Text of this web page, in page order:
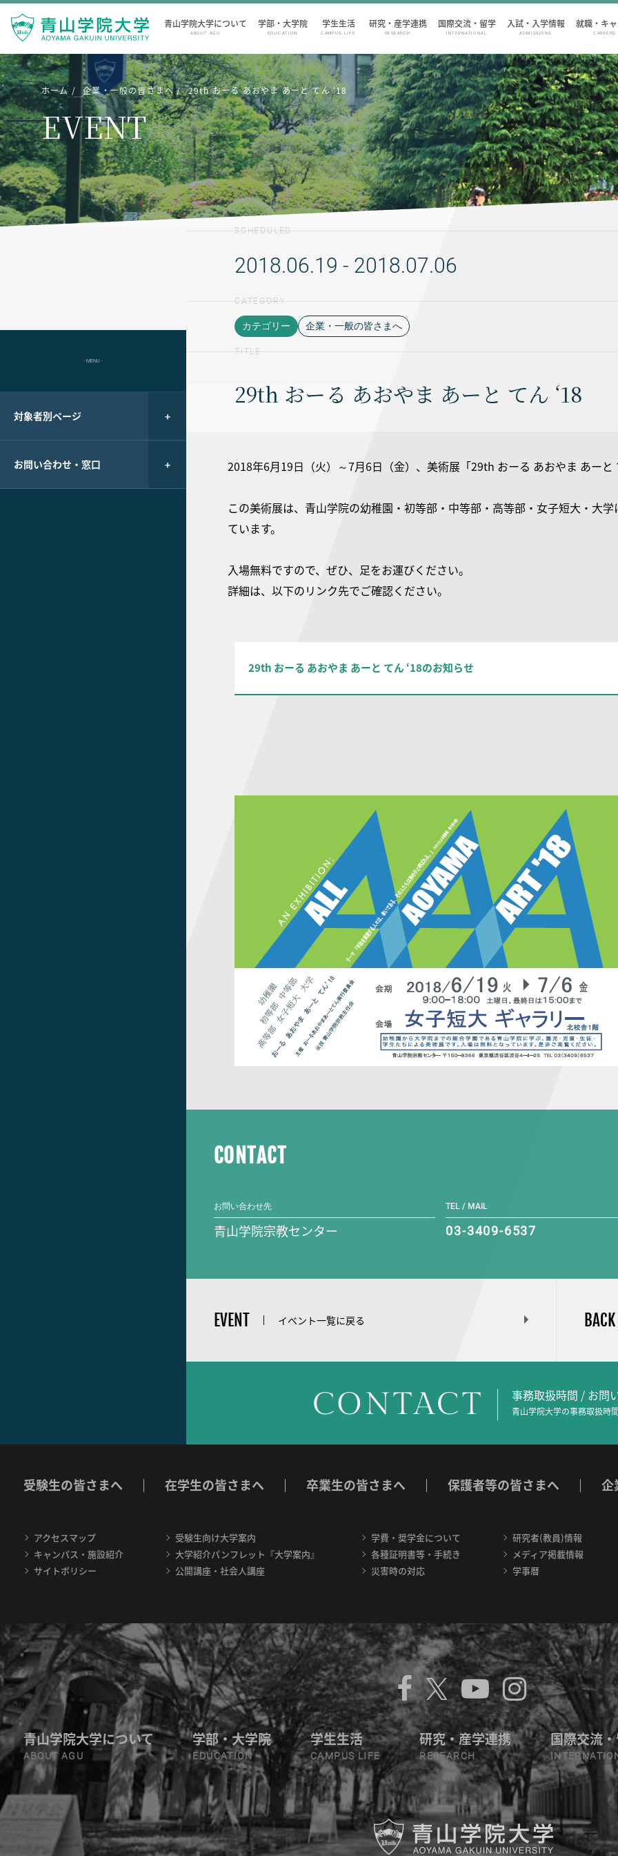
青山学院大学について
ABOUT AGU
学部・大学院
EDUCATION
学生生活
CAMPUS LIFE
研究・産学連携
RESEARCH
国際交流・留学
INTERNATIONAL
入試・入学情報
ADMISSIONS
就職・キ
CAREERS
ホーム 企業・一般の皆さまへ 29th おーる あおやま あーと てん ‘18
EVENT
- MENU -
対象者別ページ
お問い合わせ・窓口
SCHEDULED
2018.06.19 - 2018.07.06
CATEGORY
カテゴリー 企業・一般の皆さまへ
TITLE
29th おーる あおやま あーと てん ‘18
2018年6月19日（火）～7月6日（金）、美術展「29th おーる あおやま あーと
この美術展は、青山学院の幼稚園・初等部・中等部・高等部・女子短大・大
ています。
入場無料ですので、ぜひ、足をお運びください。
詳細は、以下のリンク先でご確認ください。
29th おーる あおやま あーと てん ‘18のお知らせ
CONTACT
お問い合わせ先
青山学院宗教センター
TEL / MAIL
03-3409-6537
EVENT イベント一覧に戻る BACK
CONTACT 事務取扱時間 / お問
青山学院大学の事務取扱時
受験生の皆さまへ 在学生の皆さまへ 卒業生の皆さまへ 保護者等の皆さまへ 企
アクセスマップ
キャンパス・施設紹介
サイトポリシー
受験生向け大学案内
大学紹介パンフレット『大学案内』
公開講座・社会人講座
学費・奨学金について
各種証明書等・手続き
災害時の対応
研究者(教員)情報
メディア掲載情報
学事暦
青山学院大学について
ABOUT AGU
学部・大学院
EDUCATION
学生生活
CAMPUS LIFE
研究・産学連携
RESEARCH
国際交流